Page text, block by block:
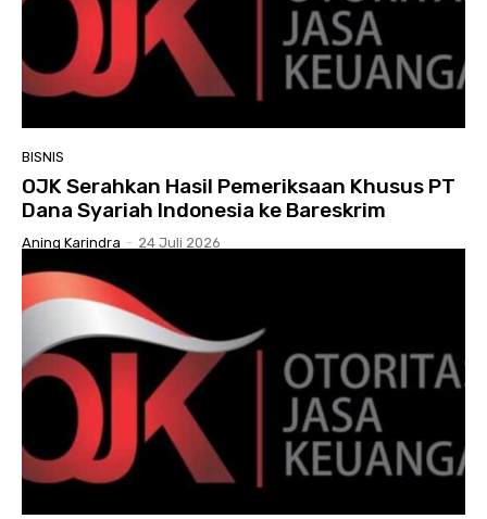
BISNIS
OJK Serahkan Hasil Pemeriksaan Khusus PT
Dana Syariah Indonesia ke Bareskrim
Aning Karindra - 24 Juli 2026